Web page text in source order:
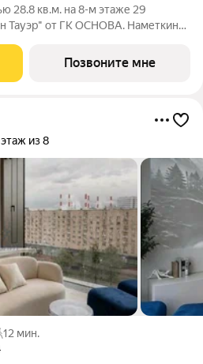
28.8 кв.м. на 8-м этаже 29
Тауэр" от ГК ОСНОВА. Наметкин
в районе Черёмушки на Юго-
Западе Москвы. Архитектура от известного
Позвоните мне
этаж из 8
12 мин.